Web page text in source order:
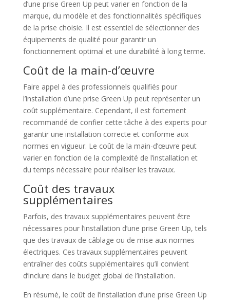
d’une prise Green Up peut varier en fonction de la
marque, du modèle et des fonctionnalités spécifiques
de la prise choisie. Il est essentiel de sélectionner des
équipements de qualité pour garantir un
fonctionnement optimal et une durabilité à long terme.
Coût de la main-d’œuvre
Faire appel à des professionnels qualifiés pour
l’installation d’une prise Green Up peut représenter un
coût supplémentaire. Cependant, il est fortement
recommandé de confier cette tâche à des experts pour
garantir une installation correcte et conforme aux
normes en vigueur. Le coût de la main-d’œuvre peut
varier en fonction de la complexité de l’installation et
du temps nécessaire pour réaliser les travaux.
Coût des travaux
supplémentaires
Parfois, des travaux supplémentaires peuvent être
nécessaires pour l’installation d’une prise Green Up, tels
que des travaux de câblage ou de mise aux normes
électriques. Ces travaux supplémentaires peuvent
entraîner des coûts supplémentaires qu’il convient
d’inclure dans le budget global de l’installation.
En résumé, le coût de l’installation d’une prise Green Up